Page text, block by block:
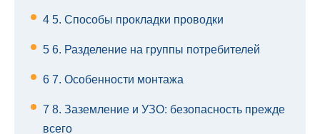
4 5. Способы прокладки проводки
5 6. Разделение на группы потребителей
6 7. Особенности монтажа
7 8. Заземление и УЗО: безопасность прежде
всего